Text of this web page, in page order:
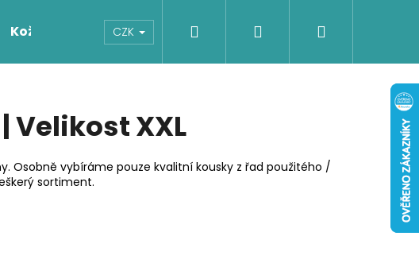
Kožichy Boty Dětské
CZK Přihlášení
Velikost XXL
Osobně vybíráme pouze kvalitní kousky z řad použitého /
sortiment.